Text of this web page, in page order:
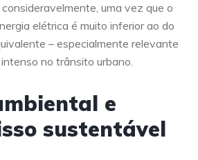
uma vez que o
elétrica é muito inferior ao do
– especialmente relevante
no trânsito urbano.
e
sustentável